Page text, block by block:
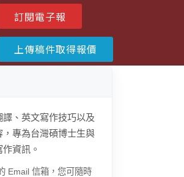
訂閱電子報
上傳稿件取得報價
、英文寫作技巧以及
專為台灣碩博士生與
資訊。
Email 信箱，您可隨時